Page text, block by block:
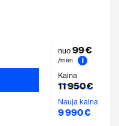
nuo 99 €
/mėn
i
Kaina
11 950 €
Nauja kaina
9 990 €